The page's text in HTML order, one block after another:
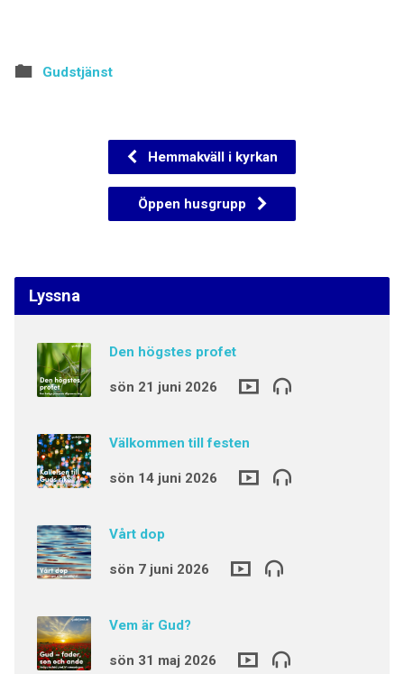
Gudstjänst
Hemmakväll i kyrkan
Öppen husgrupp
Lyssna
Den högstes profet
sön 21 juni 2026
Välkommen till festen
sön 14 juni 2026
Vårt dop
sön 7 juni 2026
Vem är Gud?
sön 31 maj 2026